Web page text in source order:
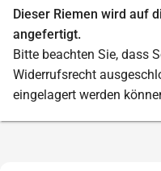
Dieser Riemen wird auf
angefertigt.
Bitte beachten Sie, dass
Widerrufsrecht
eingelagert werden